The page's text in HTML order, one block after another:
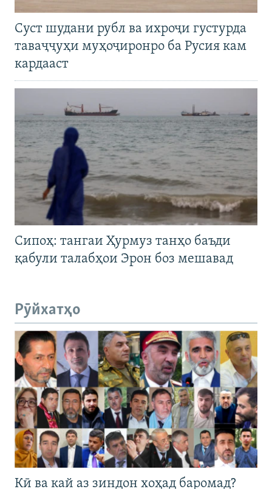
Суст шудани рубл ва ихроҷи густурда
таваҷҷуҳи муҳоҷиронро ба Русия кам
кардааст
Сипоҳ: тангаи Ҳурмуз танҳо баъди
қабули талабҳои Эрон боз мешавад
Рӯйхатҳо
Кӣ ва кай аз зиндон хоҳад баромад?